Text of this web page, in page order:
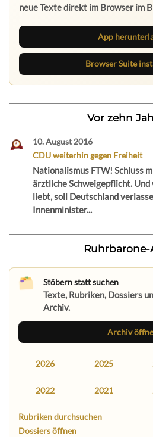
neue Texte direkt im Browser im
App
Browser Suite
Vor zehn
10. August 2016
CDU weiterhin gegen Freiheit
Nationalismus FTW! Schluss
ärztliche Schweigepflicht.
liebt, soll Deutschland
Innenminister...
Ruhrbarone-
Stöbern statt suchen
Texte, Rubriken, Dossiers
Archiv.
Archiv
2026 2025
2022 2021
Rubriken durchsuchen
Dossiers öffnen